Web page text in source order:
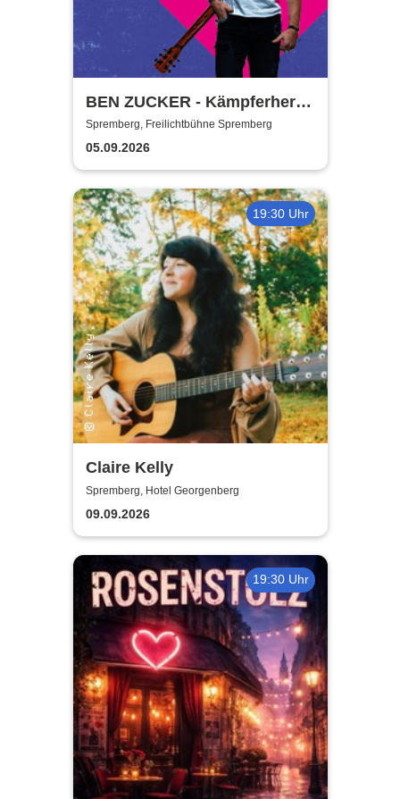
BEN ZUCKER - Kämpferherz -
Die Open Airs 2026
Spremberg, Freilichtbühne Spremberg
05.09.2026
19:30 Uhr
Claire Kelly
Spremberg, Hotel Georgenberg
09.09.2026
19:30 Uhr